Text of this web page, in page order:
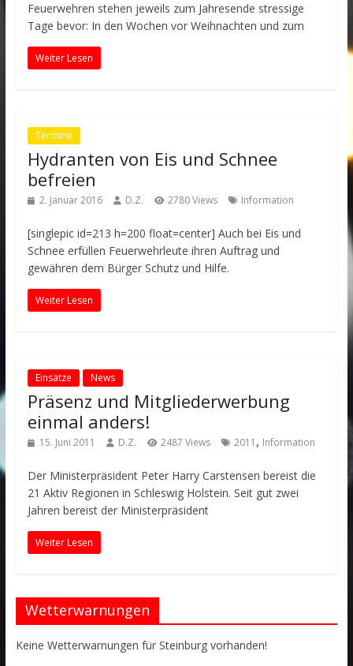
Feuerwehren stehen jeweils zum Jahresende stressige
Tage bevor: In den Wochen vor Weihnachten und zum
Weiter Lesen
Termine
Hydranten von Eis und Schnee
befreien
2. Januar 2016 D.Z. 2780 Views Information
[singlepic id=213 h=200 float=center] Auch bei Eis und
Schnee erfüllen Feuerwehrleute ihren Auftrag und
gewähren dem Bürger Schutz und Hilfe.
Weiter Lesen
Einsätze News
Präsenz und Mitgliederwerbung
einmal anders!
15. Juni 2011 D.Z. 2487 Views 2011 , Information
Der Ministerpräsident Peter Harry Carstensen bereist die
21 Aktiv Regionen in Schleswig Holstein. Seit gut zwei
Jahren bereist der Ministerpräsident
Weiter Lesen
Wetterwarnungen
Keine Wetterwarnungen für Steinburg vorhanden!